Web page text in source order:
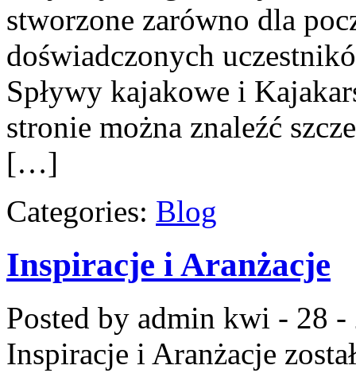
stworzone zarówno dla
doświadczonych
Spływy kajakowe i
stronie można znaleźć
[…]
Categories: Blog
Inspiracje i Aranżacje
Posted by admin kwi - 28 -
Inspiracje i Aranżacje